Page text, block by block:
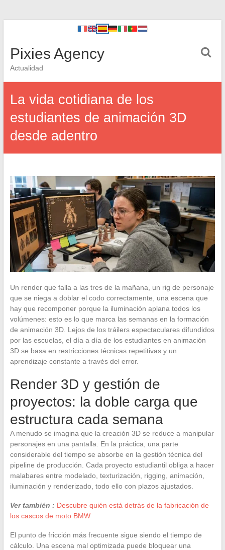
Pixies Agency
Actualidad
La vida cotidiana de los
estudiantes de animación 3D
desde adentro
Un render que falla a las tres de la mañana, un rig de personaje
que se niega a doblar el codo correctamente, una escena que
hay que recomponer porque la iluminación aplana todos los
volúmenes: esto es lo que marca las semanas en la formación
de animación 3D. Lejos de los tráilers espectaculares difundidos
por las escuelas, el día a día de los estudiantes en animación
3D se basa en restricciones técnicas repetitivas y un
aprendizaje constante a través del error.
Render 3D y gestión de
proyectos: la doble carga que
estructura cada semana
A menudo se imagina que la creación 3D se reduce a manipular
personajes en una pantalla. En la práctica, una parte
considerable del tiempo se absorbe en la gestión técnica del
pipeline de producción. Cada proyecto estudiantil obliga a hacer
malabares entre modelado, texturización, rigging, animación,
iluminación y renderizado, todo ello con plazos ajustados.
Ver también : Descubre quién está detrás de la fabricación de
los cascos de moto BMW
El punto de fricción más frecuente sigue siendo el tiempo de
cálculo. Una escena mal optimizada puede bloquear una